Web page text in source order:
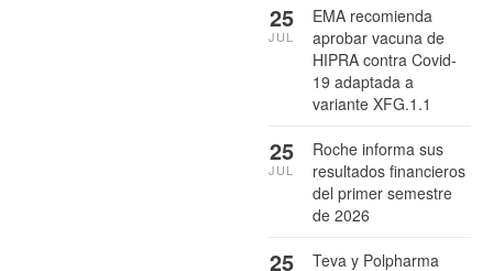
EMA recomienda
aprobar vacuna de
HIPRA contra Covid-
19 adaptada a
variante XFG.1.1
25
JUL
Roche informa sus
resultados financieros
del primer semestre
de 2026
25
JUL
Teva y Polpharma
25